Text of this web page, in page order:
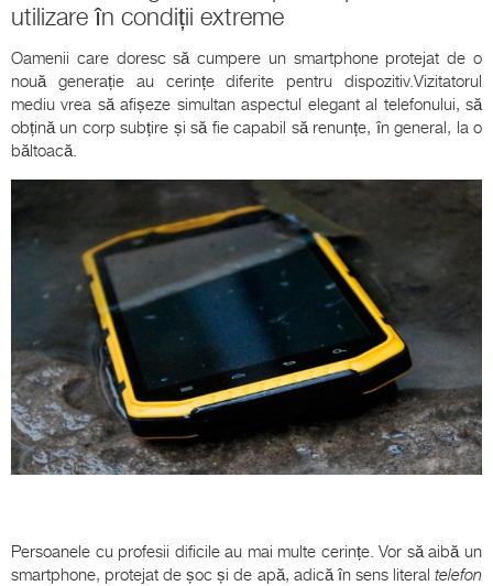
utilizare în condiții extreme
Oamenii care doresc să cumpere un smartphone protejat de o
nouă generație au cerințe diferite pentru dispozitiv.Vizitatorul
mediu vrea să afișeze simultan aspectul elegant al telefonului, să
obțină un corp subțire și să fie capabil să renunțe, în general, la o
băltoacă.
Persoanele cu profesii dificile au mai multe cerințe. Vor să aibă un
smartphone, protejat de șoc și de apă, adică în sens literal telefon